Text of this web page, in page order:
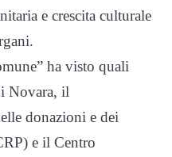
e crescita culturale
ha visto quali
Novara, il
donazioni e dei
e il Centro